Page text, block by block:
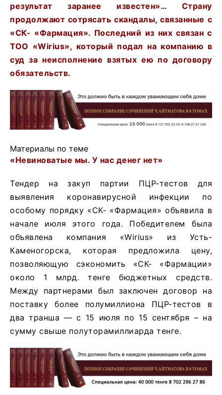
результат заранее известен»… Страну
продолжают сотрясать скандалы, связанные с
«СК- «Фармация». Последний из них связан с
ТОО «Wirius», который подал на компанию в
суд за неисполнение взятых ею по договору
обязательств.
Материалы по теме
«Невиноватые мы. У нас денег нет»
Тендер на закуп партии ПЦР-тестов для
выявления коронавирусной инфекции по
особому порядку «СК- «Фармация» объявила в
начале июля этого года. Победителем была
объявлена компания «Wirius» из Усть-
Каменогорска, которая предложила цену,
позволяющую сэкономить «СК- «Фармации»
около 1 млрд. тенге бюджетных средств.
Между партнерами был заключен договор на
поставку более полумиллиона ПЦР-тестов в
два транша — с 15 июля по 15 сентября – на
сумму свыше полуторамиллиарда тенге.